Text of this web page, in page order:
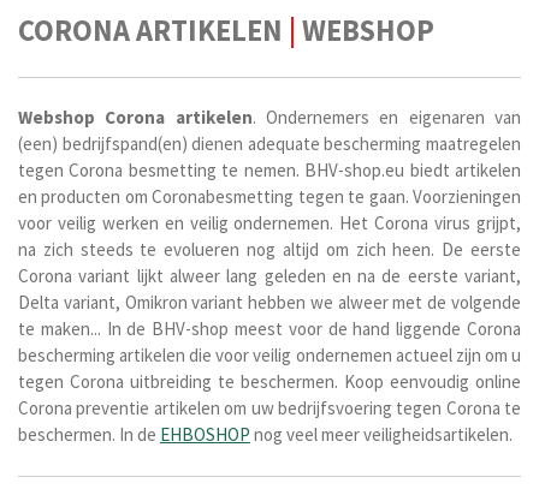
CORONA ARTIKELEN WEBSHOP
Webshop Corona artikelen. Ondernemers en eigenaren van
(een) bedrijfspand(en) dienen adequate bescherming maatregelen
tegen Corona besmetting te nemen. BHV-shop.eu biedt artikelen
en producten om Coronabesmetting tegen te gaan. Voorzieningen
voor veilig werken en veilig ondernemen. Het Corona virus grijpt,
na zich steeds te evolueren nog altijd om zich heen. De eerste
Corona variant lijkt alweer lang geleden en na de eerste variant,
Delta variant, Omikron variant hebben we alweer met de volgende
te maken... In de BHV-shop meest voor de hand liggende Corona
bescherming artikelen die voor veilig ondernemen actueel zijn om u
tegen Corona uitbreiding te beschermen. Koop eenvoudig online
Corona preventie artikelen om uw bedrijfsvoering tegen Corona te
beschermen. In de EHBOSHOP nog veel meer veiligheidsartikelen.